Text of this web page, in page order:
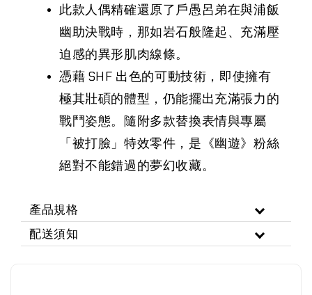
此款人偶精確還原了戶愚呂弟在與浦飯
幽助決戰時，那如岩石般隆起、充滿壓
迫感的異形肌肉線條。
憑藉 SHF 出色的可動技術，即使擁有
極其壯碩的體型，仍能擺出充滿張力的
戰鬥姿態。隨附多款替換表情與專屬
「被打臉」特效零件，是《幽遊》粉絲
絕對不能錯過的夢幻收藏。
產品規格
配送須知